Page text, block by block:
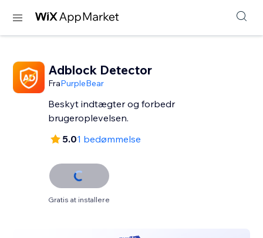
Adblock Detector
FraPurpleBear
Beskyt indtægter og forbedr
brugeroplevelsen.
5.01 bedømmelse
Gratis at installere